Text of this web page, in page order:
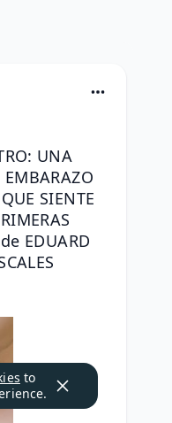
UNA
EMBARAZO
SIENTE
EDUARD
to